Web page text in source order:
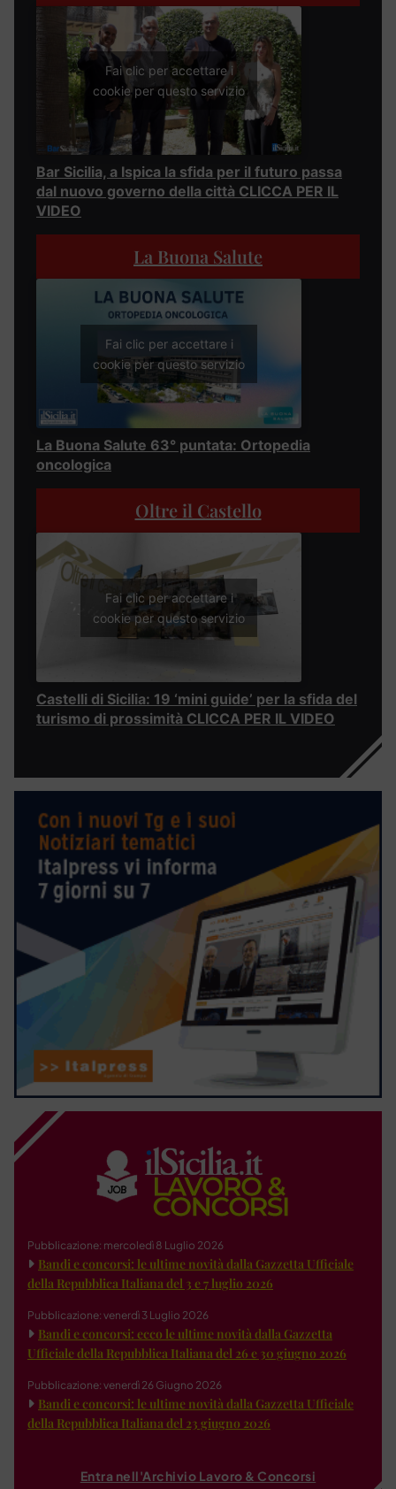
Fai clic per accettare i
cookie per questo servizio
Bar Sicilia, a Ispica la sfida per il futuro passa
dal nuovo governo della città CLICCA PER IL
VIDEO
La Buona Salute
Fai clic per accettare i
cookie per questo servizio
La Buona Salute 63° puntata: Ortopedia
oncologica
Oltre il Castello
Fai clic per accettare i
cookie per questo servizio
Castelli di Sicilia: 19 ‘mini guide’ per la sfida del
turismo di prossimità CLICCA PER IL VIDEO
Pubblicazione: mercoledì 8 Luglio 2026
Bandi e concorsi: le ultime novità dalla Gazzetta Ufficiale
della Repubblica Italiana del 3 e 7 luglio 2026
Pubblicazione: venerdì 3 Luglio 2026
Bandi e concorsi: ecco le ultime novità dalla Gazzetta
Ufficiale della Repubblica Italiana del 26 e 30 giugno 2026
Pubblicazione: venerdì 26 Giugno 2026
Bandi e concorsi: le ultime novità dalla Gazzetta Ufficiale
della Repubblica Italiana del 23 giugno 2026
Entra nell'Archivio Lavoro & Concorsi